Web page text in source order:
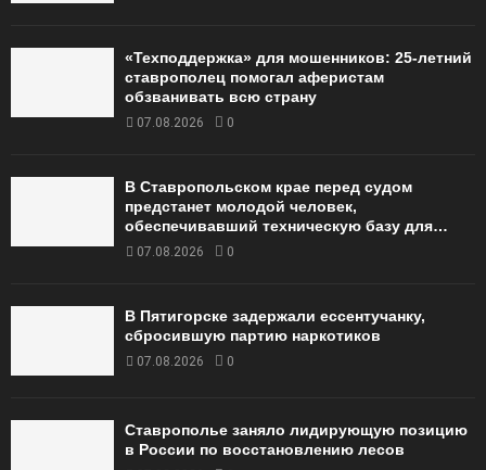
«Техподдержка» для мошенников: 25-летний
ставрополец помогал аферистам
обзванивать всю страну
07.08.2026 0
В Ставропольском крае перед судом
предстанет молодой человек,
обеспечивавший техническую базу для…
07.08.2026 0
В Пятигорске задержали ессентучанку,
сбросившую партию наркотиков
07.08.2026 0
Ставрополье заняло лидирующую позицию
в России по восстановлению лесов